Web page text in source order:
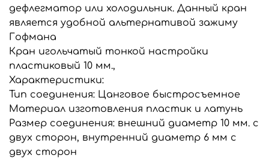
дефлегматор или холодильник. Данный кран
является удобной альтернативой зажиму
Гофмана
Кран игольчатый тонкой настройки
пластиковый 10 мм.,
Характеристики:
Тип соединения: Цанговое быстросъемное
Материал изготовления пластик и латунь
Размер соединения: внешний диаметр 10 мм. с
двух сторон, внутренний диаметр 6 мм с
двух сторон